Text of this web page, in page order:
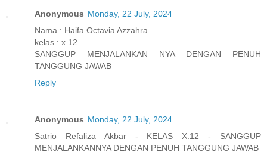
Anonymous Monday, 22 July, 2024
Nama : Haifa Octavia Azzahra
kelas : x.12
SANGGUP MENJALANKAN NYA DENGAN PENUH
TANGGUNG JAWAB
Reply
Anonymous Monday, 22 July, 2024
Satrio Refaliza Akbar - KELAS X.12 - SANGGUP
MENJALANKANNYA DENGAN PENUH TANGGUNG JAWAB